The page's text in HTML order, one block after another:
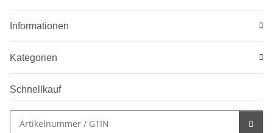
Informationen
Kategorien
Schnellkauf